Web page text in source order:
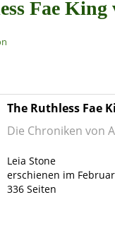
Fae
The Ruthless Fae
Die Chroniken von
Leia Stone
erschienen im
336 Seiten